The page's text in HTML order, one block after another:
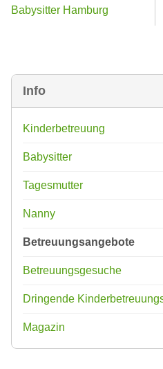
Info
Kinderbetreuung
Babysitter
Tagesmutter
Nanny
Betreuungsangebote
Betreuungsgesuche
Dringende
Magazin
Babysitter Hamburg